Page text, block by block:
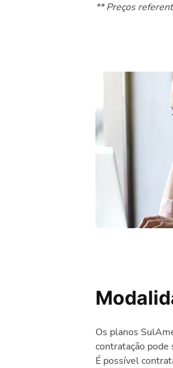
** Preços
Os planos
contratação pode
É possível